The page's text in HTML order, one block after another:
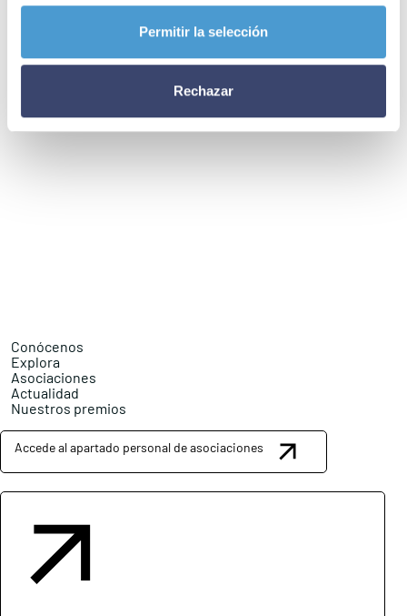
Permitir la selección
Rechazar
Conócenos
Explora
Asociaciones
Actualidad
Nuestros premios
Accede al apartado personal de asociaciones